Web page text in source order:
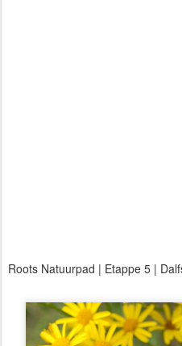
Roots Natuurpad | Etappe 5 |